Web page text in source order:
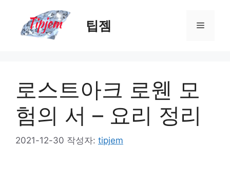
팁젬 메
로스트아크 로웬 모
험의 서 – 요리 정리
2021-12-30 작성자: tipjem